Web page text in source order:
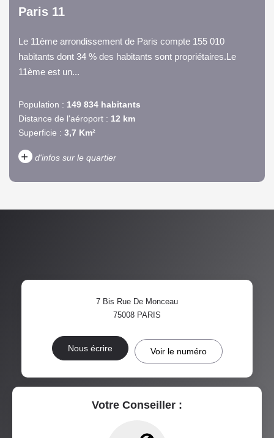
Paris 11
Le 11ème arrondissement de Paris compte 155 010
habitants dont 34 % des habitants sont propriétaires.Le
11ème est un...
Population : 149 834 habitants
Distance de l'aéroport : 12 km
Superficie : 3,7 Km²
+ d'infos sur le quartier
PART DES MÉNAGES SANS
VOITURE
DISTANCE DE L'AÉROPORT : SUPERFICIE :
RÉSULTATS DES LYCÉES
RESTAURANTS ET CAFÉS COMMERCES
7 Bis Rue De Monceau
75008 PARIS
Nous écrire Voir le numéro
Votre Conseiller :